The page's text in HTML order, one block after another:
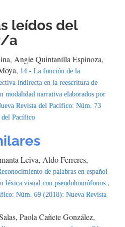
leídos del
a
Angie Quintanilla Espinoza,
14.- La función de la
indirecta en la reescritura de
modalidad narrativa elaborados por
Revista del Pacífico: Núm. 73
del Pacífico
Leiva, Aldo Ferreres,
de palabras en español
léxica visual con pseudohomófonos ,
Núm. 69 (2018): Nueva Revista
Paola Cañete González,